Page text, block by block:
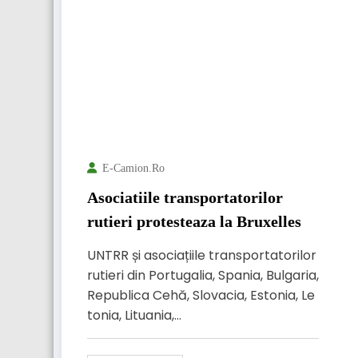
E-Camion.ro
Asociatiile transportatorilor
rutieri protesteaza la Bruxelles
UNTRR și asociațiile transportatorilor
rutieri din Portugalia, Spania, Bulgaria,
Republica Cehă, Slovacia, Estonia, Le
tonia, Lituania,…